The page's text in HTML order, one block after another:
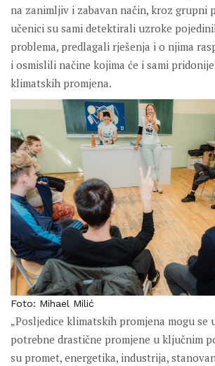
na zanimljiv i zabavan način, kroz grupni
učenici su sami detektirali uzroke
problema, predlagali rješenja i o njima
i osmislili načine kojima će i sami
klimatskih promjena.
Foto: Mihael Milić
„Posljedice klimatskih promjena mogu se
potrebne drastične promjene u ključnim
su promet, energetika, industrija,